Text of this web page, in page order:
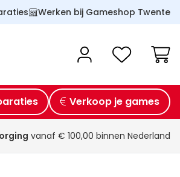
Werken bij Gameshop Twente
Verkoop je games
vanaf € 100,00 binnen Nederland